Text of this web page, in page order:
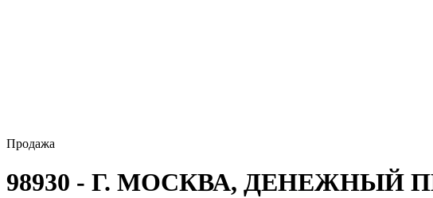
Продажа
98930 - Г. МОСКВА, ДЕНЕЖНЫЙ